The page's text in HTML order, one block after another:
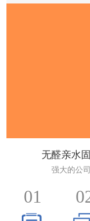
无醛亲水
强大的公
01